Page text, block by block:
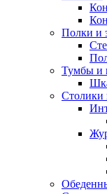
Полки и
Тумбы и
Столики